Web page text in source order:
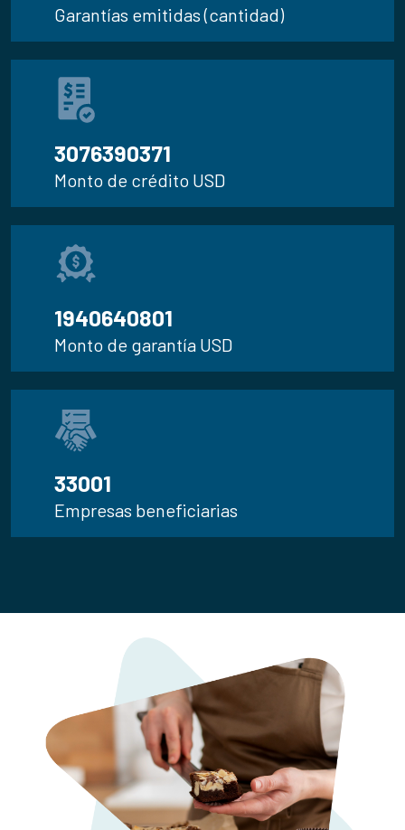
Garantías emitidas (cantidad)
3.290.257.081
Monto de crédito USD
2.075.551.659
Monto de garantía USD
35.295
Empresas beneficiarias